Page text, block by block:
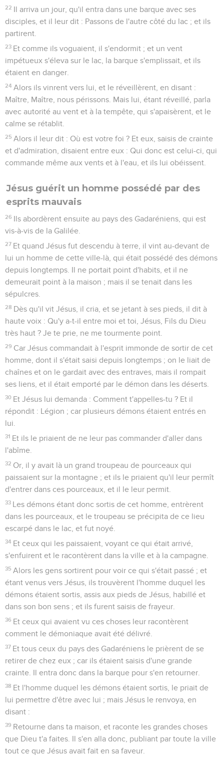
22 Il arriva un jour, qu'il entra dans une barque avec ses
disciples, et il leur dit : Passons de l'autre côté du lac ; et ils
partirent.
23 Et comme ils voguaient, il s'endormit ; et un vent
impétueux s'éleva sur le lac, la barque s'emplissait, et ils
étaient en danger.
24 Alors ils vinrent vers lui, et le réveillèrent, en disant :
Maître, Maître, nous périssons. Mais lui, étant réveillé, parla
avec autorité au vent et à la tempête, qui s'apaisèrent, et le
calme se rétablit.
25 Alors il leur dit : Où est votre foi ? Et eux, saisis de crainte
et d'admiration, disaient entre eux : Qui donc est celui-ci, qui
commande même aux vents et à l'eau, et ils lui obéissent.
Jésus guérit un homme possédé par des
esprits mauvais
26 Ils abordèrent ensuite au pays des Gadaréniens, qui est
vis-à-vis de la Galilée.
27 Et quand Jésus fut descendu à terre, il vint au-devant de
lui un homme de cette ville-là, qui était possédé des démons
depuis longtemps. Il ne portait point d'habits, et il ne
demeurait point à la maison ; mais il se tenait dans les
sépulcres.
28 Dès qu'il vit Jésus, il cria, et se jetant à ses pieds, il dit à
haute voix : Qu'y a-t-il entre moi et toi, Jésus, Fils du Dieu
très haut ? Je te prie, ne me tourmente point.
29 Car Jésus commandait à l'esprit immonde de sortir de cet
homme, dont il s'était saisi depuis longtemps ; on le liait de
chaînes et on le gardait avec des entraves, mais il rompait
ses liens, et il était emporté par le démon dans les déserts.
30 Et Jésus lui demanda : Comment t'appelles-tu ? Et il
répondit : Légion ; car plusieurs démons étaient entrés en
lui.
31 Et ils le priaient de ne leur pas commander d'aller dans
l'abîme.
32 Or, il y avait là un grand troupeau de pourceaux qui
paissaient sur la montagne ; et ils le priaient qu'il leur permît
d'entrer dans ces pourceaux, et il le leur permit.
33 Les démons étant donc sortis de cet homme, entrèrent
dans les pourceaux, et le troupeau se précipita de ce lieu
escarpé dans le lac, et fut noyé.
34 Et ceux qui les paissaient, voyant ce qui était arrivé,
s'enfuirent et le racontèrent dans la ville et à la campagne.
35 Alors les gens sortirent pour voir ce qui s'était passé ; et
étant venus vers Jésus, ils trouvèrent l'homme duquel les
démons étaient sortis, assis aux pieds de Jésus, habillé et
dans son bon sens ; et ils furent saisis de frayeur.
36 Et ceux qui avaient vu ces choses leur racontèrent
comment le démoniaque avait été délivré.
37 Et tous ceux du pays des Gadaréniens le prièrent de se
retirer de chez eux ; car ils étaient saisis d'une grande
crainte. Il entra donc dans la barque pour s'en retourner.
38 Et l'homme duquel les démons étaient sortis, le priait de
lui permettre d'être avec lui ; mais Jésus le renvoya, en
disant :
39 Retourne dans ta maison, et raconte les grandes choses
que Dieu t'a faites. Il s'en alla donc, publiant par toute la ville
tout ce que Jésus avait fait en sa faveur.